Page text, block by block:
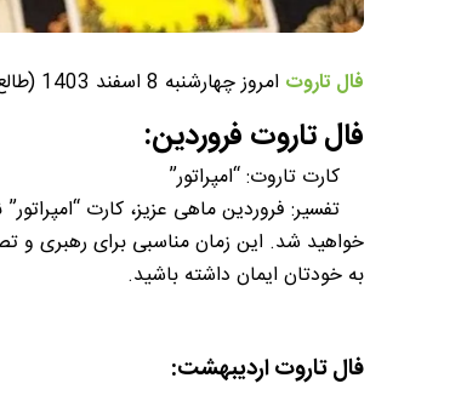
فال تاروت امروز چهارشنبه 8 اسفند 1403 (طالع نیکو)، عنوان موضوعی است که در این پست به آن خواهیم پرداخت.
فال تاروت فروردین:
کارت تاروت: “امپراتور”
تفسیر: فروردین ماهی عزیز، کارت
خواهید شد. این زمان مناسبی برای رهبری و
به خودتان ایمان داشته باشید.
فال تاروت اردیبهشت: